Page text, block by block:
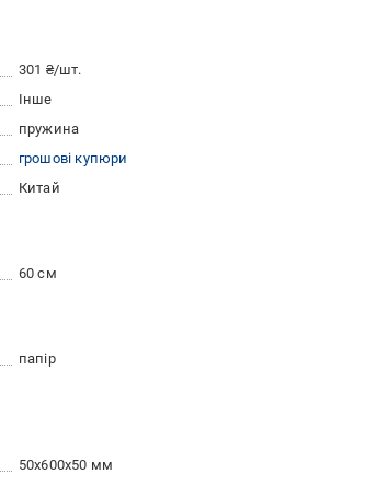
301 ₴/шт.
Інше
пружина
грошові купюри
Китай
60 см
папір
50x600x50 мм